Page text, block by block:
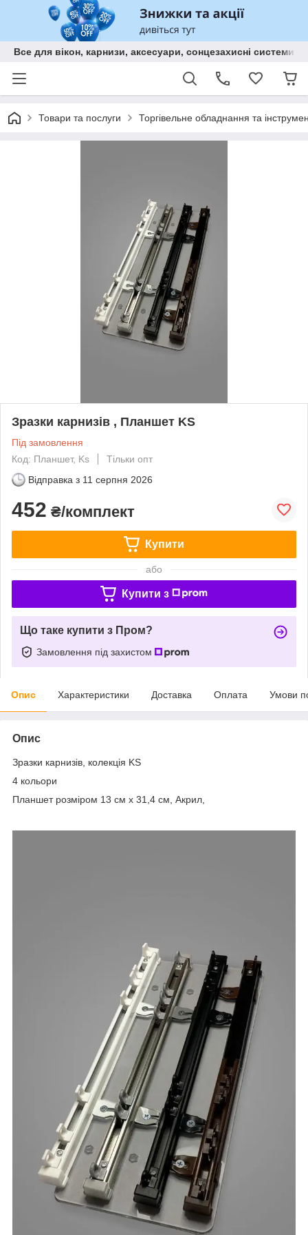
Все для вікон, карнизи, аксесуари, сонцезахисні
Товари та послуги Торгівельне обладнання та
Зразки карнизів , Планшет KS
Під замовлення
Код: Планшет, Ks
Тільки опт
Відправка з 11 серпня 2026
452 ₴/комплект
Купити
або
Купити з
Що таке купити з Пром?
Замовлення під захистом
Опис Характеристики Доставка Оплата Умови
Опис
Зразки карнизів, колекція KS
4 кольори
Планшет розміром 13 см х 31,4 см, Акрил,